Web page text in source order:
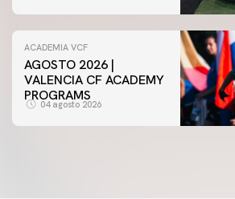
ACADEMIA VCF
AGOSTO 2026 |
VALENCIA CF ACADEMY
PROGRAMS
04 agosto 2026